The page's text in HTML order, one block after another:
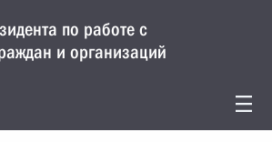
по работе с
и организаций